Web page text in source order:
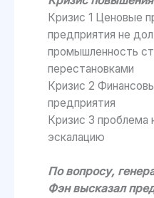
Кризис 1 Ценовые
предприятия не
промышленность
перестановками
Кризис 2
предприятия
Кризис 3 проблема
эскалацию
По вопросу,
Фэн высказал